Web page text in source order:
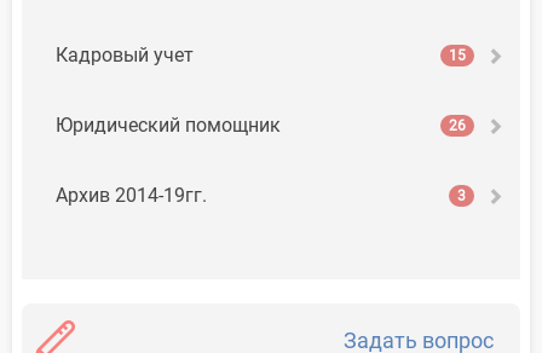
Кадровый учет 15
Юридический помощник 26
Архив 2014-19гг. 3
Задать вопрос